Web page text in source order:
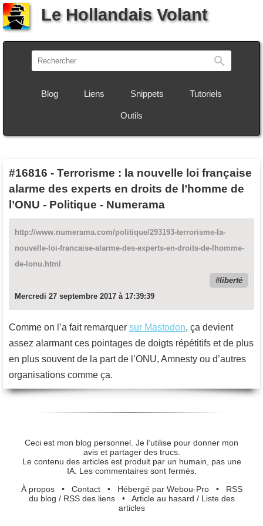
Le Hollandais Volant
Blog Liens Snippets Tutoriels
Outils
#16816 - Terrorisme : la nouvelle loi française
alarme des experts en droits de l’homme de
l’ONU - Politique - Numerama
http://www.numerama.com/politique/293193-terrorisme-la-
nouvelle-loi-francaise-alarme-des-experts-en-droits-de-lhomme-
de-lonu.html
liberté
Mercredi 27 septembre 2017 à 17:39:39
Comme on l’a fait remarquer sur Mastodon, ça devient
assez alarmant ces pointages de doigts répétitifs et de plus
en plus souvent de la part de l’ONU, Amnesty ou d’autres
organisations comme ça.
Ceci est mon blog personnel. Je l’utilise pour donner mon
avis et partager des trucs.
Le contenu des articles est produit par un humain, pas une
IA. Les commentaires sont fermés.
À propos• Contact• Hébergé par Webou-Pro• RSS
du blog / RSS des liens• Article au hasard / Liste des
articles